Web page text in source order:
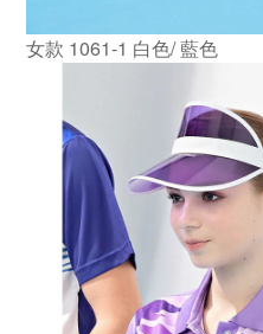
女款 1061-1 白色/ 藍色